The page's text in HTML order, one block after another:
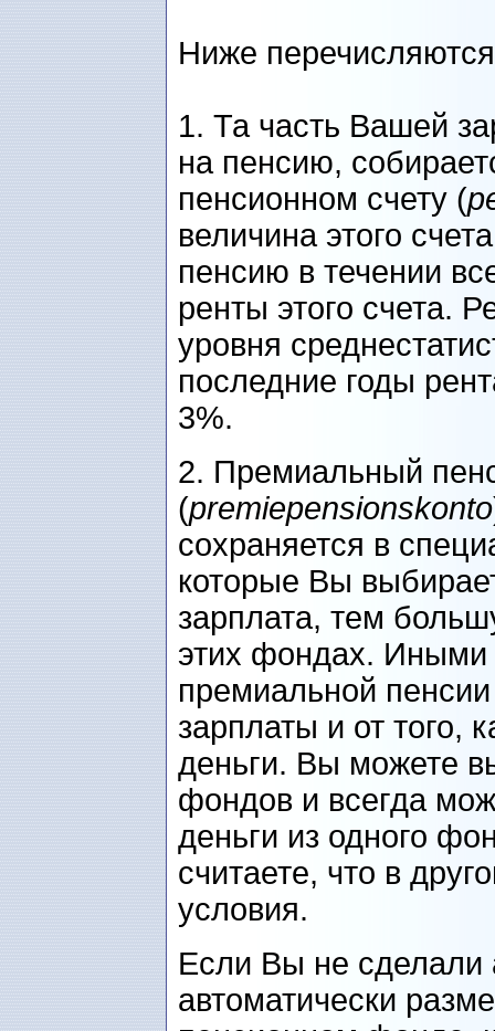
Ниже
1. Та часть Вашей
на пенсию,
пенсионном счету (
величина этого
пенсию в течении
ренты этого счета.
уровня
последние годы
3%.
2. Премиальный
(premiepensionskonto
сохраняется в
которые Вы
зарплата, тем
этих фондах.
премиальной
зарплаты и от
деньги. Вы можете
фондов и всегда
деньги из одного
считаете, что в
условия.
Если Вы не сделали
автоматически